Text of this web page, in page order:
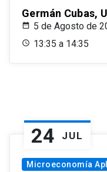
Germán Cubas,
5 de Agosto de
13:35 a 14:35
24 JUL
Microeconomía